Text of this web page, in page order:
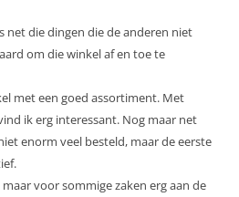
net die dingen die de anderen niet
om die winkel af en toe te
met een goed assortiment. Met
ik erg interessant. Nog maar net
enorm veel besteld, maar de eerste
voor sommige zaken erg aan de